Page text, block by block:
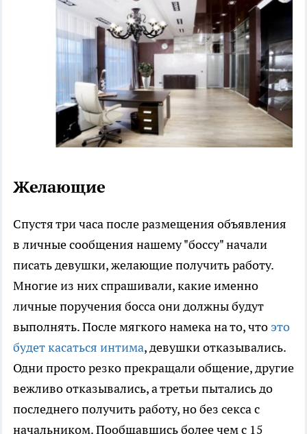
Желающие
Спустя три часа после размещения объявления
в личные сообщения нашему "боссу" начали
писать девушки, желающие получить работу.
Многие из них спрашивали, какие именно
личные поручения босса они должны будут
выполнять. После мягкого намека на то, что это
будет касаться интима, девушки отказывались.
Одни просто резко прекращали общение, другие
вежливо отказывались, а третьи пытались до
последнего получить работу, но без секса с
начальником. Пообщавшись более чем с 15